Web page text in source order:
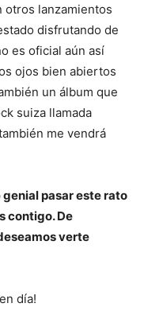
otros lanzamientos
disfrutando de
es oficial aún así
ojos bien abiertos
un álbum que
suiza llamada
me vendrá
pasar este rato
contigo. De
verte
día!